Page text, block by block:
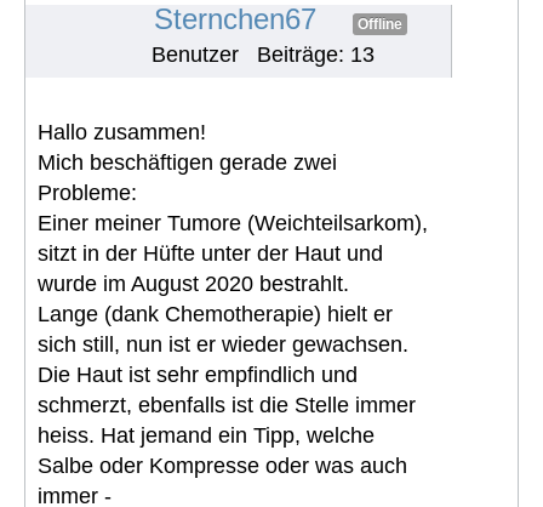
Sternchen67 Offline
Benutzer Beiträge: 13
Hallo zusammen!
Mich beschäftigen gerade zwei
Probleme:
Einer meiner Tumore (Weichteilsarkom),
sitzt in der Hüfte unter der Haut und
wurde im August 2020 bestrahlt.
Lange (dank Chemotherapie) hielt er
sich still, nun ist er wieder gewachsen.
Die Haut ist sehr empfindlich und
schmerzt, ebenfalls ist die Stelle immer
heiss. Hat jemand ein Tipp, welche
Salbe oder Kompresse oder was auch
immer -